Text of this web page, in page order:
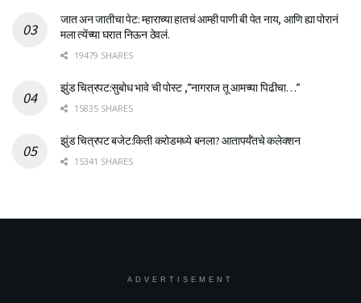
जात अन जातीचा पेट: म्हाराच्या हातचं आम्ही पाणी बी पेत नाय, आणि ह्या पोरानं
मला त्येंच्या घरात निऊन ठेवलं.
19479 SHARES
झुंड चित्रपट:सुबोध भावे ची पोस्ट ,”नागराज तू आमच्या पिढीचा…”
15835 SHARES
झुंड चित्रपट बजेट:किती करोडमध्ये बनला? आतापर्यँतचे कलेक्शन
15341 SHARES
ADVERTISEMENT